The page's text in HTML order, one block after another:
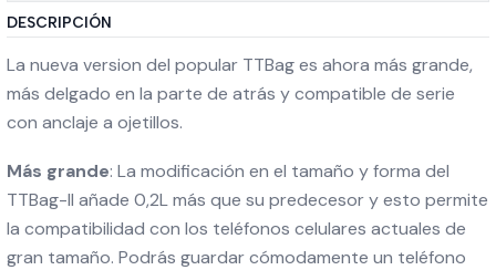
DESCRIPCIÓN
La nueva version del popular TTBag es ahora más grande,
más delgado en la parte de atrás y compatible de serie
con anclaje a ojetillos.
Más grande: La modificación en el tamaño y forma del
TTBag-II añade 0,2L más que su predecesor y esto permite
la compatibilidad con los teléfonos celulares actuales de
gran tamaño. Podrás guardar cómodamente un teléfono